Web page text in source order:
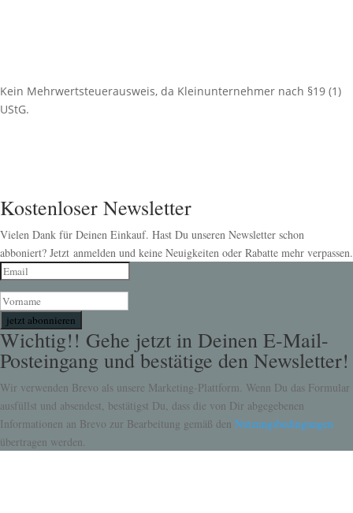
Kein Mehrwertsteuerausweis, da Kleinunternehmer nach §19 (1)
UStG.
Kostenloser Newsletter
Vielen Dank für Deinen Einkauf. Hast Du unseren Newsletter schon
abboniert? Jetzt anmelden und keine Neuigkeiten oder Rabatte mehr verpassen.
jetzt abonnieren
Wichtig!! Gehe jetzt in Deinen E-Mail-
Posteingang und bestätige den Newsletter!
Wir verwenden Brevo als unsere Marketing-Plattform. Wenn Du das Formular
ausfüllst und absendest, bestätigst Du, dass die von Dir abgegebenen
Informationen an Brevo zur Bearbeitung gemäß den Nutzungsbedingungen
übertragen werden.